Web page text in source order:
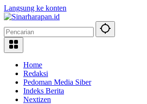
Langsung ke konten
Home
Redaksi
Pedoman Media Siber
Indeks Berita
Nextizen